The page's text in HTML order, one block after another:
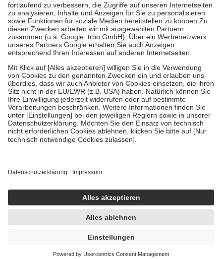
Prozent des Abgabepreises,mindestens jedochfünf Euround
höchstens zehn Euro.Es sind jedoch nie mehr als die tatsächlichen
Kosten der Leistung zu entrichten.
Diese Regeln gelten grundsätzlich auch für Online-Apotheken.
Bei Heilmitteln und häuslicher Krankenpflege beträgt die
Zuzahlung zehn Prozent der Kosten sowie zehn Euro je
Verordnung.
Um das Engagement der Versicherten für ihre eigene Gesundheit zu
stärken und die besondere Stellung der Familie zu unterstützen,
fallenkeine Zuzahlungenan bei:
• Kindern und Jugendlichen bis zum vollendeten 18. Lebensjahr
mit Ausnahme der Fahrkosten
• Untersuchungen zur Vorsorge und Früherkennung, die von der
GKV getragen werden
Einholung von Bewertungen. Trusted Shops hat Maßnahmen
getroffen, um sicherzustellen, dass es sich um echte Bewertungen
handelt. Mehr Informationen findest du hier:
https://help.etrusted.com/hc/de/articles/4419944605341